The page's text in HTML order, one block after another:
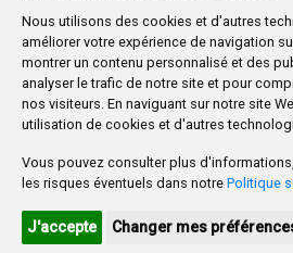
Nous utilisons des cookies et d'autres
améliorer votre expérience de navigation
montrer un contenu personnalisé et des
analyser le trafic de notre site et pour
nos visiteurs. En naviguant sur notre site
utilisation de cookies et d'autres
Vous pouvez consulter plus
les risques éventuels dans notre Politique
J'accepte Changer mes
Plaza Mayor 1- 09071
947 288 800 CIF: P-
CONTACTO | AVISOS, QUEJAS
CANAL DE DENUNCIAS
MAPA
PROMUEVE